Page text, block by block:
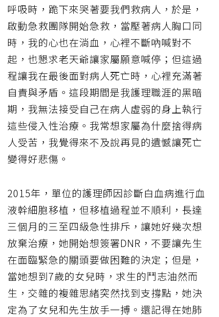
呼吸時，跪下來哭著要我們救病人，於是，
啟動急救團隊開始急救，當壓著病人胸口同
時，我的心也在淌血，心裡不斷吶喊對不
起，也懇求老天爺讓家屬願意喊停；但這過
程讓我在最後面對病人死亡時，心裡充滿著
自責與矛盾。這段期間是我護理職涯的黑暗
期，我無法接受自己在病人虛弱的身上執行
這些侵入性治療。我常想家屬為什麼捨得病
人受苦，我覺得來不及說再見的遺憾讓死亡
變得好悲傷。
2015年，單位的護理師因診斷白血病進行血
液幹細胞移植，但移植過程並不順利，長達
三個月的三至四級急性排斥，讓她好幾次想
放棄治療，她開始想簽署DNR，不要讓先生
在面臨緊急的關頭要做困難的決定；但是，
當她想到7歲的女兒時，求生的鬥志油然而
生，交雜的複雜思緒突然找到支撐點，她決
定為了女兒和先生放手一搏。還記得在她肺